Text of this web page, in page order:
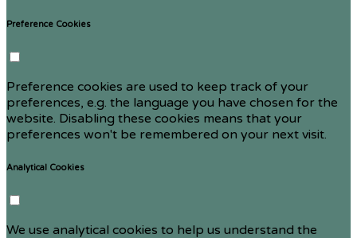
Preference Cookies
Preference cookies are used to keep track of your
preferences, e.g. the language you have chosen for the
website. Disabling these cookies means that your
preferences won't be remembered on your next visit.
Analytical Cookies
We use analytical cookies to help us understand the